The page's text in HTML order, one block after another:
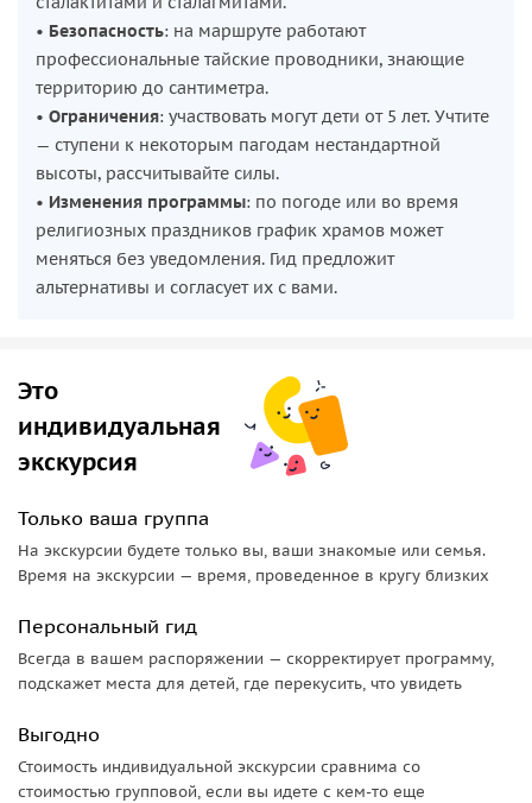
• Безопасность: на маршруте работают
профессиональные тайские проводники, знающие
территорию до сантиметра.
• Ограничения: участвовать могут дети от 5 лет. Учтите
— ступени к некоторым пагодам нестандартной
высоты, рассчитывайте силы.
• Изменения программы: по погоде или во время
религиозных праздников график храмов может
меняться без уведомления. Гид предложит
альтернативы и согласует их с вами.
Это
индивидуальная
экскурсия
Только ваша группа
На экскурсии будете только вы, ваши знакомые или семья.
Время на экскурсии — время, проведенное в кругу близких
Персональный гид
Всегда в вашем распоряжении — скорректирует программу,
подскажет места для детей, где перекусить, что увидеть
Выгодно
Стоимость индивидуальной экскурсии сравнима со
стоимостью групповой, если вы идете с кем-то еще